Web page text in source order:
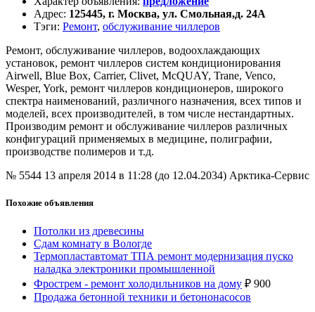
Адрес: 125445, г. Москва, ул. Смольная,д. 24А
Тэги: Ремонт, обслуживание чиллеров
Ремонт, обслуживание чиллеров, водоохлаждающих
установок, ремонт чиллеров систем кондиционирования
Airwell, Blue Box, Carrier, Clivet, McQUAY, Trane, Venco,
Wesper, York, ремонт чиллеров кондиционеров, широкого
спектра наименований, различного назначения, всех типов и
моделей, всех производителей, в том числе нестандартных.
Производим ремонт и обслуживание чиллеров различных
конфигураций применяемых в медицине, полиграфии,
производстве полимеров и т.д.
№ 5544 13 апреля 2014 в 11:28 (до 12.04.2034) Арктика-Сервис
Похожие объявления
Потолки из древесины
Сдам комнату в Вологде
Термопластавтомат ТПА ремонт модернизация пуско
наладка электроники промышленной
Фрострем - ремонт холодильников на дому ₽ 900
Продажа бетонной техники и бетононасосов